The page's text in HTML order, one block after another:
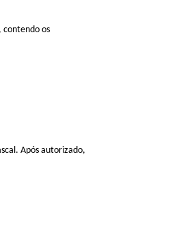
contendo os
Após autorizado,